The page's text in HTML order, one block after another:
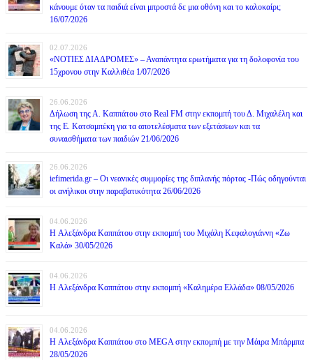
κάνουμε όταν τα παιδιά είναι μπροστά δε μια οθόνη και το καλοκαίρι;
16/07/2026
02.07.2026
«ΝΟΤΙΕΣ ΔΙΑΔΡΟΜΕΣ» – Αναπάντητα ερωτήματα για τη δολοφονία του
15χρονου στην Καλλιθέα 1/07/2026
26.06.2026
Δήλωση της Α. Καππάτου στο Real FM στην εκπομπή του Δ. Μιχαλέλη και
της Ε. Κατσαμπέκη για τα αποτελέσματα των εξετάσεων και τα
συναισθήματα των παιδιών 21/06/2026
26.06.2026
iefimerida.gr – Οι νεανικές συμμορίες της διπλανής πόρτας -Πώς οδηγούνται
οι ανήλικοι στην παραβατικότητα 26/06/2026
04.06.2026
H Αλεξάνδρα Καππάτου στην εκπομπή του Μιχάλη Κεφαλογιάννη «Ζω
Καλά» 30/05/2026
04.06.2026
H Αλεξάνδρα Καππάτου στην εκπομπή «Καλημέρα Ελλάδα» 08/05/2026
04.06.2026
H Αλεξάνδρα Καππάτου στο MEGA στην εκπομπή με την Μάιρα Mπάρμπα
28/05/2026